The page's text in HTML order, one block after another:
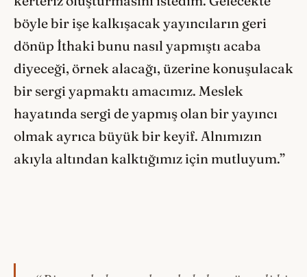
böyle bir işe kalkışacak yayıncıların geri
dönüp İthaki bunu nasıl yapmıştı acaba
diyeceği, örnek alacağı, üzerine konuşulacak
bir sergi yapmaktı amacımız. Meslek
hayatında sergi de yapmış olan bir yayıncı
olmak ayrıca büyük bir keyif. Alnımızın
akıyla altından kalktığımız için mutluyum.”